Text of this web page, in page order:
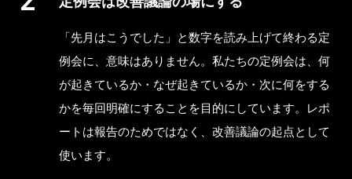
「先月はこうでした」と数字を読み上げて終わる定
例会に、意味はありません。私たちの定例会は、何
が起きているか・なぜ起きているか・次に何をする
かを毎回明確にすることを目的にしています。レポ
ートは報告のためではなく、改善議論の起点として
使います。